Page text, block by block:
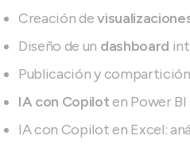
Creación de
Diseño de un dashboard
Publicación y
IA con Copiloten Power
IA con Copilot en Excel: